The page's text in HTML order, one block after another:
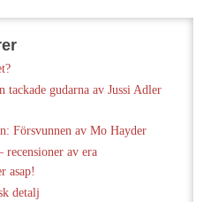
tackade gudarna av Jussi Adler
Försvunnen av Mo Hayder
recensioner av era
asap!
detalj